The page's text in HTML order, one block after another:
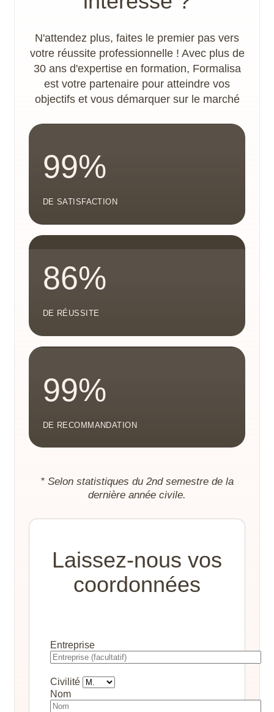
N'attendez plus, faites le premier pas vers
votre réussite professionnelle ! Avec plus de
30 ans d'expertise en formation, Formalisa
est votre partenaire pour atteindre vos
objectifs et vous démarquer sur le marché
99%
DE SATISFACTION
86%
DE RÉUSSITE
99%
DE RECOMMANDATION
* Selon statistiques du 2nd semestre de la
dernière année civile.
Laissez-nous vos
coordonnées
Entreprise
Civilité
Nom